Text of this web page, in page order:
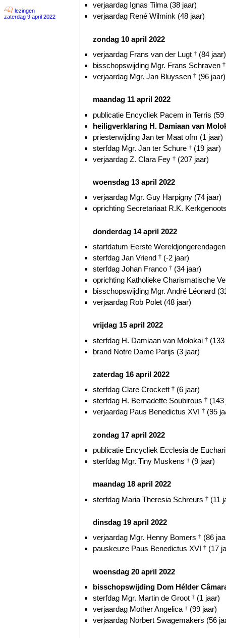
lezingen
zaterdag 9 april 2022
verjaardag Ignas Tilma (38 jaar)
verjaardag René Wilmink (48 jaar)
zondag 10 april 2022
verjaardag Frans van der Lugt † (84 jaar)
bisschopswijding Mgr. Frans Schraven †
verjaardag Mgr. Jan Bluyssen † (96 jaar)
maandag 11 april 2022
publicatie Encycliek Pacem in Terris (59
heiligverklaring H. Damiaan van
priesterwijding Jan ter Maat ofm (1 jaar)
sterfdag Mgr. Jan ter Schure † (19 jaar)
verjaardag Z. Clara Fey † (207 jaar)
woensdag 13 april 2022
verjaardag Mgr. Guy Harpigny (74 jaar)
oprichting Secretariaat R.K.
donderdag 14 april 2022
startdatum Eerste
sterfdag Jan Vriend † (-2 jaar)
sterfdag Johan Franco † (34 jaar)
oprichting Katholieke Charismatische
bisschopswijding Mgr. André Léonard
verjaardag Rob Polet (48 jaar)
vrijdag 15 april 2022
sterfdag H. Damiaan van Molokai †
brand Notre Dame Parijs (3 jaar)
zaterdag 16 april 2022
sterfdag Clare Crockett † (6 jaar)
sterfdag H. Bernadette Soubirous † (143
verjaardag Paus Benedictus XVI † (95
zondag 17 april 2022
publicatie Encycliek Ecclesia de
sterfdag Mgr. Tiny Muskens † (9 jaar)
maandag 18 april 2022
sterfdag Maria Theresia Schreurs † (11
dinsdag 19 april 2022
verjaardag Mgr. Henny Bomers † (86
pauskeuze Paus Benedictus XVI † (17
woensdag 20 april 2022
bisschopswijding Dom Hélder
sterfdag Mgr. Martin de Groot † (1 jaar)
verjaardag Mother Angelica † (99 jaar)
verjaardag Norbert Swagemakers (56